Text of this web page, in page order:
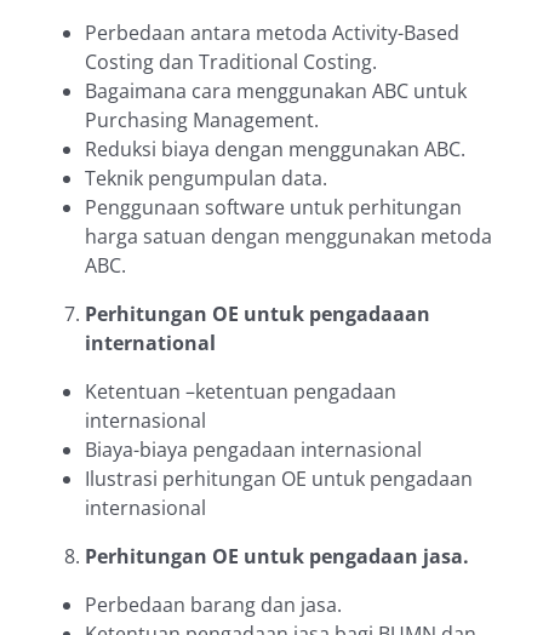
Perbedaan antara metoda Activity-Based
Costing dan Traditional Costing.
Bagaimana cara menggunakan ABC untuk
Purchasing Management.
Reduksi biaya dengan menggunakan ABC.
Teknik pengumpulan data.
Penggunaan software untuk perhitungan
harga satuan dengan menggunakan metoda
ABC.
Perhitungan OE untuk pengadaaan
international
Ketentuan –ketentuan pengadaan
internasional
Biaya-biaya pengadaan internasional
Ilustrasi perhitungan OE untuk pengadaan
internasional
Perhitungan OE untuk pengadaan jasa.
Perbedaan barang dan jasa.